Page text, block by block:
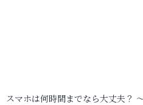
スマホは何時間までなら大丈夫？